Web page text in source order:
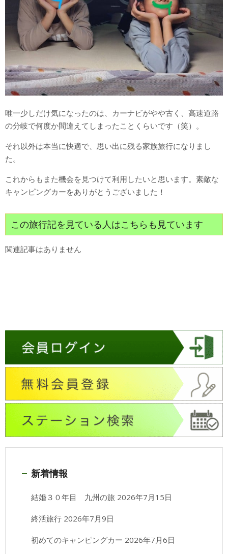
唯一少しだけ気になったのは、カーナビがやや古く、高速道路
の分岐で何度か間違えてしまったことくらいです（笑）。
それ以外は本当に快適で、思い出に残る家族旅行になりまし
た。
これからもまた機会を見つけて利用したいと思います。素敵な
キャンピングカーをありがとうございました！
この旅行記を見ている人はこちらも見ています
関連記事はありません
新着情報
結婚３０年目 九州の旅 2026年7月15日
終活旅行 2026年7月9日
初めてのキャンピングカー 2026年7月6日